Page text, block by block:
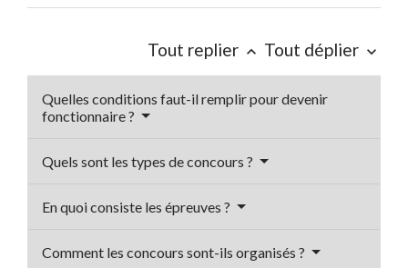
Tout replier keyboard_arrow_up Tout déplier keyboard_arrow_down
Quelles conditions faut-il remplir pour devenir
fonctionnaire ?
Quels sont les types de concours ?
En quoi consiste les épreuves ?
Comment les concours sont-ils organisés ?